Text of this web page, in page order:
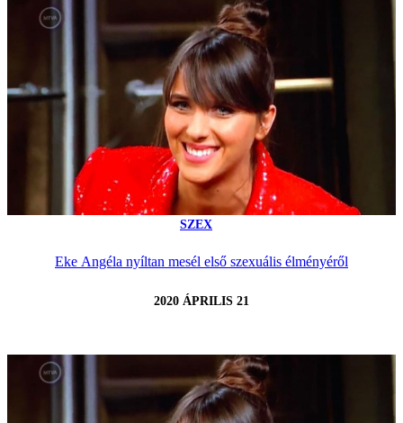
SZEX
Eke Angéla nyíltan mesél első szexuális élményéről
2020 ÁPRILIS 21